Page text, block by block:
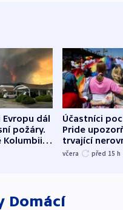
dál
požáry.
Kolumbii
tisíce lidí
Účastníci
Pride
trvající
včera před 15 h
Domácí